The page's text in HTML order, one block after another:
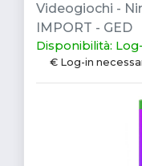
Videogiochi -
IMPORT - GED
Disponibilità:
€ Log-in